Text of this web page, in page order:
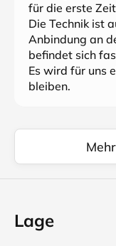
für die erste
Die Technik ist
Anbindung an
befindet sich
Es wird für uns
bleiben.
Lage